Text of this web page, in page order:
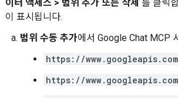
데이터 액세스 > 범위 추가 또는 삭제 를 클릭
널이 표시됩니다.
범위 수동 추가에서 Google Chat MCP
https://
https://